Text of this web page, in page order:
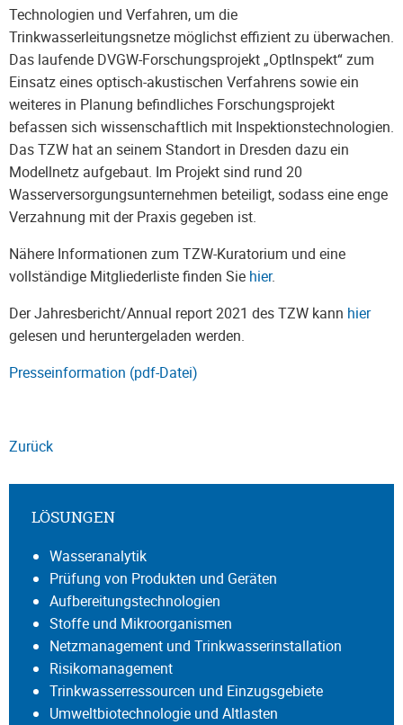
Technologien und Verfahren, um die
Trinkwasserleitungsnetze möglichst effizient zu überwachen.
Das laufende DVGW-Forschungsprojekt „OptInspekt“ zum
Einsatz eines optisch-akustischen Verfahrens sowie ein
weiteres in Planung befindliches Forschungsprojekt
befassen sich wissenschaftlich mit Inspektionstechnologien.
Das TZW hat an seinem Standort in Dresden dazu ein
Modellnetz aufgebaut. Im Projekt sind rund 20
Wasserversorgungsunternehmen beteiligt, sodass eine enge
Verzahnung mit der Praxis gegeben ist.
Nähere Informationen zum TZW-Kuratorium und eine
vollständige Mitgliederliste finden Sie hier.
Der Jahresbericht/Annual report 2021 des TZW kann hier
gelesen und heruntergeladen werden.
Presseinformation (pdf-Datei)
Zurück
LÖSUNGEN
Wasseranalytik
Prüfung von Produkten und Geräten
Aufbereitungstechnologien
Stoffe und Mikroorganismen
Netzmanagement und Trinkwasserinstallation
Risikomanagement
Trinkwasserressourcen und Einzugsgebiete
Umweltbiotechnologie und Altlasten